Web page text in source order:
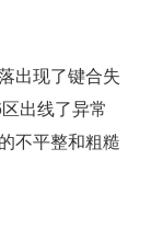
出现了键合失
出线了异常
不平整和粗糙